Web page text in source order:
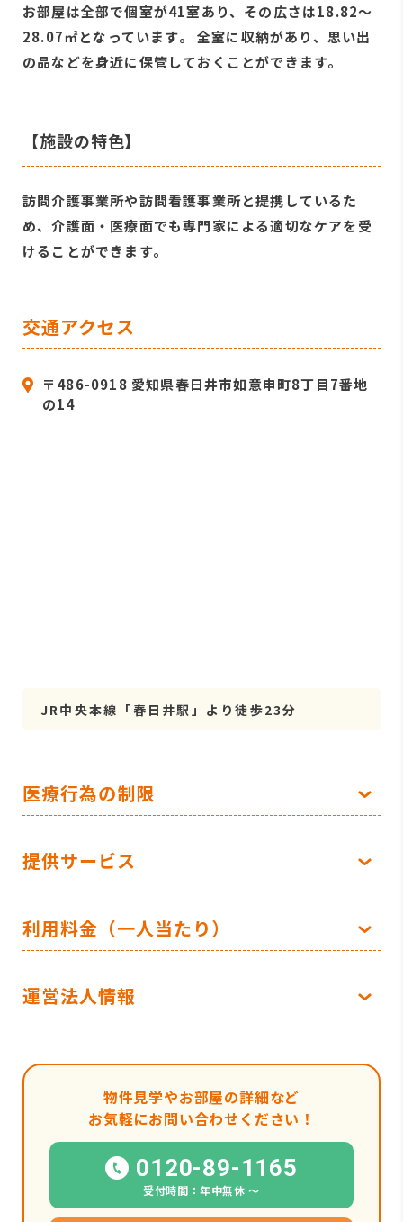
お部屋は全部で個室が41室あり、その広さは18.82〜
28.07㎡となっています。 全室に収納があり、思い出
の品などを身近に保管しておくことができます。
【施設の特色】
訪問介護事業所や訪問看護事業所と提携しているた
め、介護面・医療面でも専門家による適切なケアを受
けることができます。
交通アクセス
〒486-0918 愛知県春日井市如意申町8丁目7番地
の14
JR中央本線「春日井駅」より徒歩23分
医療行為の制限
提供サービス
利用料金（一人当たり）
運営法人情報
物件見学やお部屋の詳細など
お気軽にお問い合わせください！
0120-89-1165
受付時間：年中無休 〜